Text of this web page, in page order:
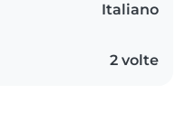
Italiano
2 volte